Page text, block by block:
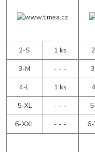
2-S
1 ks
3-M
- - -
4-L
1 ks
5-XL
- - -
6-XXL
- - -
6-